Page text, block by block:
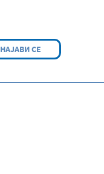
НАЈАВИ СЕ